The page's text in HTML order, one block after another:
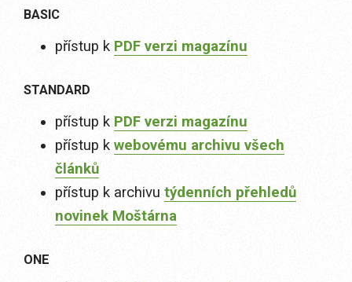
BASIC
přístup k PDF verzi magazínu
STANDARD
přístup k PDF verzi magazínu
přístup k webovému archivu všech
článků
přístup k archivu týdenních přehledů
novinek Moštárna
ONE